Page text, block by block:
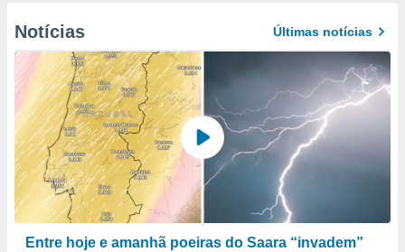
Notícias Últimas notícias
Entre hoje e amanhã poeiras do Saara “invadem”